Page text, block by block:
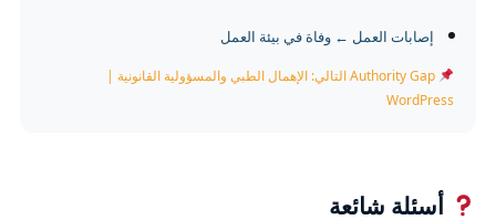
إصابات العمل ← وفاة في بيئة العمل
Authority Gap التالي: الإهمال الطبي والمسؤولية القانونية |
WordPress
أسئلة شائعة